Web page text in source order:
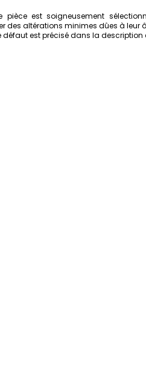
pièce est soigneusement
des altérations minimes dûes à leur
est précisé dans la description